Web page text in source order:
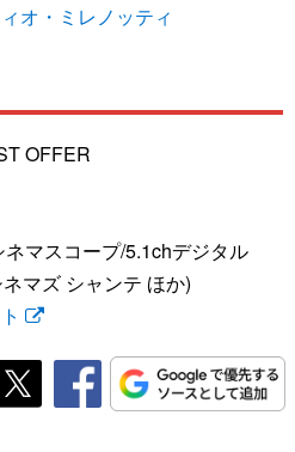
オ・ミレノッティ
OFFER
ネマスコープ/5.1chデジタル
マズ シャンテ ほか)
ト